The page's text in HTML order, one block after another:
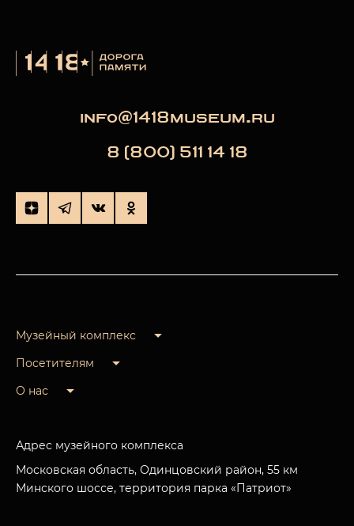
info@1418museum.ru
8 (800) 511 14 18
Музейный комплекс
Посетителям
О нас
Адрес музейного комплекса
Московская область, Одинцовский район, 55 км
Минского шоссе, территория парка «Патриот»